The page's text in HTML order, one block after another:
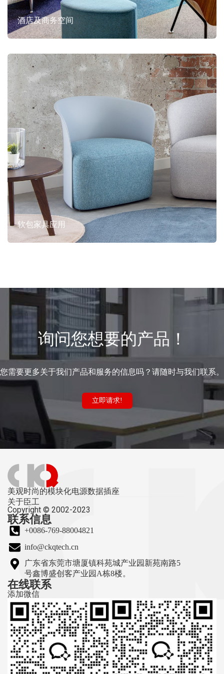
酒店及商务空间
软包家具应用
询问您想要的产品！
您需要更多关于我们产品和服务的信息吗？请随时与我们联系。
立即请求!
美观时尚的模块化电源数据插座
关于臣工
Copyright © 2002-2023
联系信息
+0086-769-88004821
info@ckqtech.cn
广东省东莞市塘厦镇科苑城产业园新苑南路5
号鑫博盛创客产业园A栋8楼。
在线联系
添加微信